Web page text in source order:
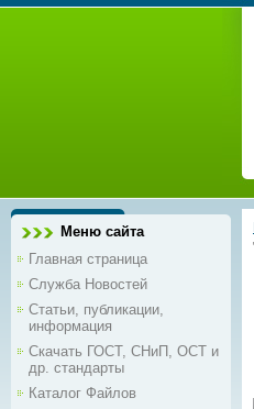
Меню сайта
Главная страница
Служба Новостей
Статьи, публикации,
информация
Скачать ГОСТ, СНиП, ОСТ и
др. стандарты
Каталог Файлов